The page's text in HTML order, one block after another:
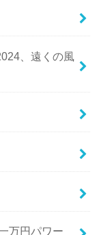
、遠くの風
万円パワー